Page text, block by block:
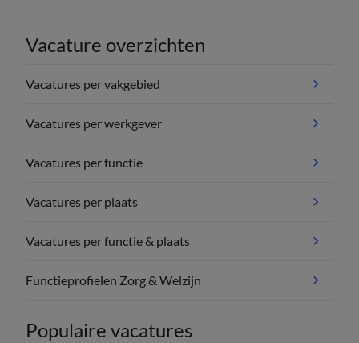
Vacature overzichten
Vacatures per vakgebied
Vacatures per werkgever
Vacatures per functie
Vacatures per plaats
Vacatures per functie & plaats
Functieprofielen Zorg & Welzijn
Populaire vacatures